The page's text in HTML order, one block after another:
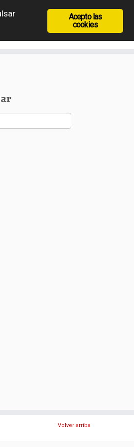
Hungría
Rumanía
Volver arriba
Acepto las
cookies